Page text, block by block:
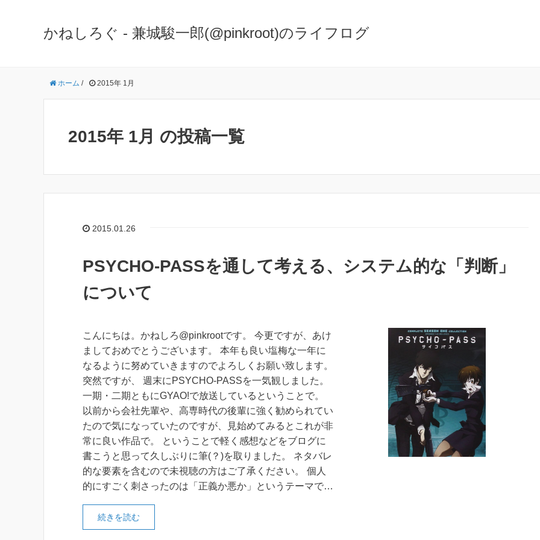
かねしろぐ - 兼城駿一郎(@pinkroot)のライフログ
ホーム / 2015年 1月
2015年 1月 の投稿一覧
2015.01.26
PSYCHO-PASSを通して考える、システム的な「判断」
について
こんにちは。かねしろ@pinkrootです。 今更ですが、あけ
ましておめでとうございます。 本年も良い塩梅な一年に
なるように努めていきますのでよろしくお願い致します。
突然ですが、 週末にPSYCHO-PASSを一気観しました。
一期・二期ともにGYAO!で放送しているということで。
以前から会社先輩や、高専時代の後輩に強く勧められてい
たので気になっていたのですが、見始めてみるとこれが非
常に良い作品で。 ということで軽く感想などをブログに
書こうと思って久しぶりに筆(？)を取りました。 ネタバレ
的な要素を含むので未視聴の方はご了承ください。 個人
的にすごく刺さったのは「正義か悪か」というテーマで…
続きを読む